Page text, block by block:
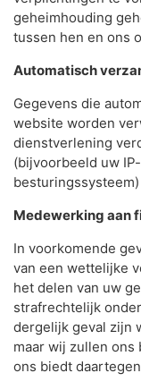
geheimhouding
tussen hen en ons
Automatisch
Gegevens die
website worden
dienstverlening
(bijvoorbeeld uw
Medewerking aan
In voorkomende
van een wettelijke
het delen van uw
strafrechtelijk
dergelijk geval zijn
maar wij zullen
ons biedt